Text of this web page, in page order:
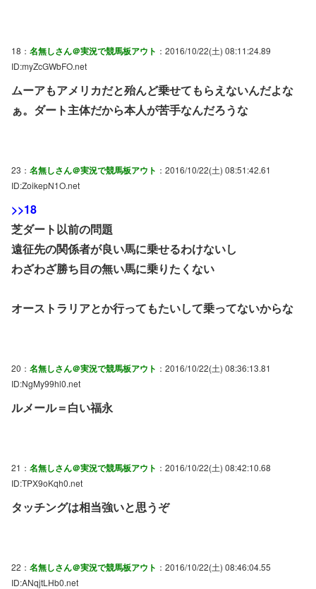
18： 名無しさん＠実況で競馬板アウト ：2016/10/22(土) 08:11:24.89
ID:myZcGWbFO.net
ムーアもアメリカだと殆んど乗せてもらえないんだよな
ぁ。ダート主体だから本人が苦手なんだろうな
23： 名無しさん＠実況で競馬板アウト ：2016/10/22(土) 08:51:42.61
ID:ZoikepN1O.net
>>18
芝ダート以前の問題
遠征先の関係者が良い馬に乗せるわけないし
わざわざ勝ち目の無い馬に乗りたくない
オーストラリアとか行ってもたいして乗ってないからな
20： 名無しさん＠実況で競馬板アウト ：2016/10/22(土) 08:36:13.81
ID:NgMy99hl0.net
ルメール＝白い福永
21： 名無しさん＠実況で競馬板アウト ：2016/10/22(土) 08:42:10.68
ID:TPX9oKqh0.net
タッチングは相当強いと思うぞ
22： 名無しさん＠実況で競馬板アウト ：2016/10/22(土) 08:46:04.55
ID:ANqjtLHb0.net